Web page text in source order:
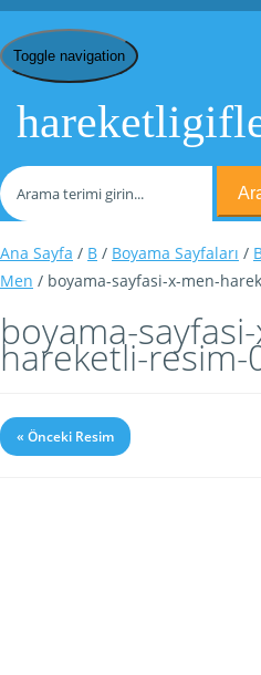
Toggle navigation
Ana Sayfa / B / Boyama Sayfaları /
Men / boyama-sayfasi-x-men-
boyama-
hareketli-resim-
« Önceki Resim